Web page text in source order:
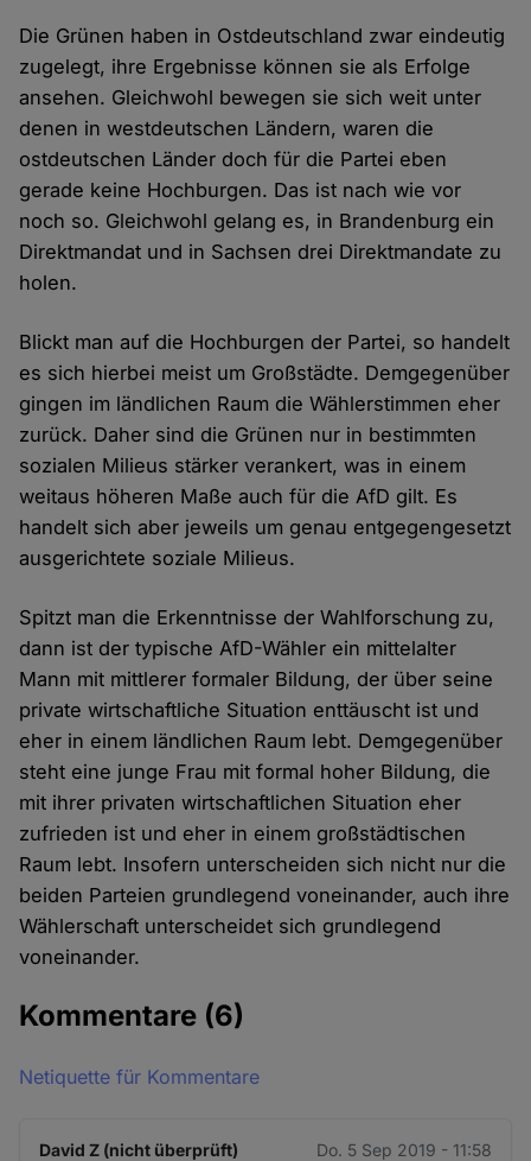
Die Grünen haben in Ostdeutschland zwar eindeutig
zugelegt, ihre Ergebnisse können sie als Erfolge
ansehen. Gleichwohl bewegen sie sich weit unter
denen in westdeutschen Ländern, waren die
ostdeutschen Länder doch für die Partei eben
gerade keine Hochburgen. Das ist nach wie vor
noch so. Gleichwohl gelang es, in Brandenburg ein
Direktmandat und in Sachsen drei Direktmandate zu
holen.
Blickt man auf die Hochburgen der Partei, so handelt
es sich hierbei meist um Großstädte. Demgegenüber
gingen im ländlichen Raum die Wählerstimmen eher
zurück. Daher sind die Grünen nur in bestimmten
sozialen Milieus stärker verankert, was in einem
weitaus höheren Maße auch für die AfD gilt. Es
handelt sich aber jeweils um genau entgegengesetzt
ausgerichtete soziale Milieus.
Spitzt man die Erkenntnisse der Wahlforschung zu,
dann ist der typische AfD-Wähler ein mittelalter
Mann mit mittlerer formaler Bildung, der über seine
private wirtschaftliche Situation enttäuscht ist und
eher in einem ländlichen Raum lebt. Demgegenüber
steht eine junge Frau mit formal hoher Bildung, die
mit ihrer privaten wirtschaftlichen Situation eher
zufrieden ist und eher in einem großstädtischen
Raum lebt. Insofern unterscheiden sich nicht nur die
beiden Parteien grundlegend voneinander, auch ihre
Wählerschaft unterscheidet sich grundlegend
voneinander.
Kommentare (6)
Netiquette für Kommentare
David Z (nicht überprüft) Do. 5 Sep 2019 - 11:58